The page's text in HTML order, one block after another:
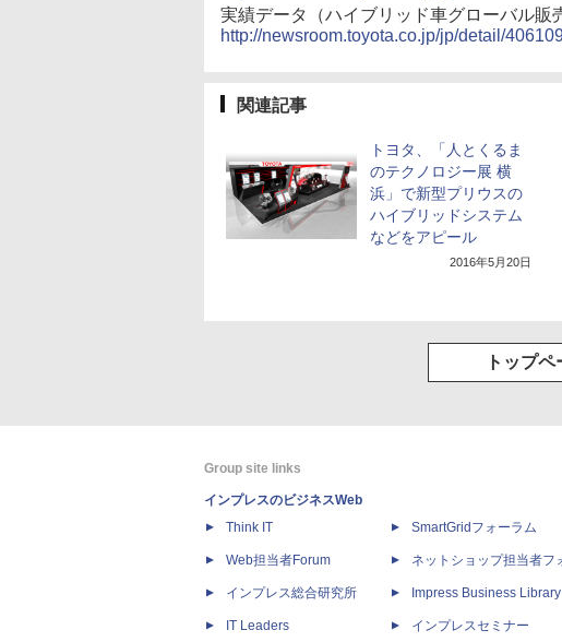
実績データ（ハイブリッド車グローバル販
http://newsroom.toyota.co.jp/jp/detail/
関連記事
トヨタ、「人とくるま
のテクノロジー展 横
浜」で新型プリウスの
ハイブリッドシステム
などをアピール
2016年5月20日
トップ
Group site links
インプレスのビジネスWeb
Think IT
Web担当者Forum
インプレス総合研究所
IT Leaders
SmartGridフォーラム
ネットショップ担当者フ
Impress Business Library
インプレスセミナー